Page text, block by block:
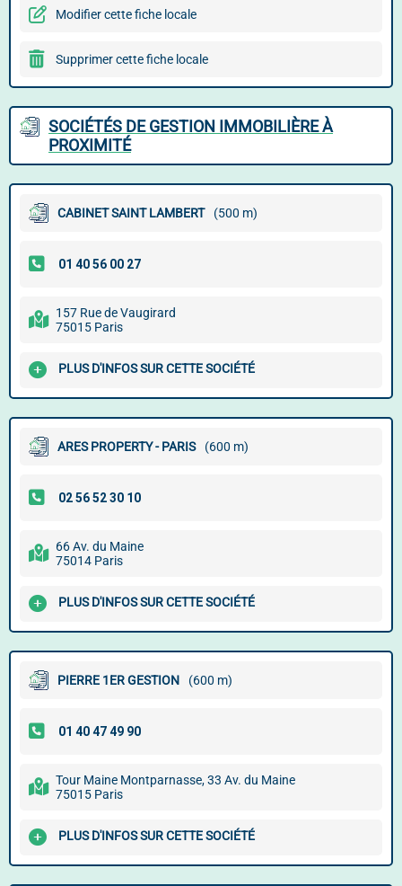
Modifier cette fiche locale
Supprimer cette fiche locale
SOCIÉTÉS DE GESTION IMMOBILIÈRE À
PROXIMITÉ
CABINET SAINT LAMBERT (500 m)
157 Rue de Vaugirard
75015 Paris
PLUS D'INFOS SUR CETTE SOCIÉTÉ
ARES PROPERTY - PARIS (600 m)
66 Av. du Maine
75014 Paris
PLUS D'INFOS SUR CETTE SOCIÉTÉ
PIERRE 1ER GESTION (600 m)
Tour Maine Montparnasse, 33 Av. du Maine
75015 Paris
PLUS D'INFOS SUR CETTE SOCIÉTÉ